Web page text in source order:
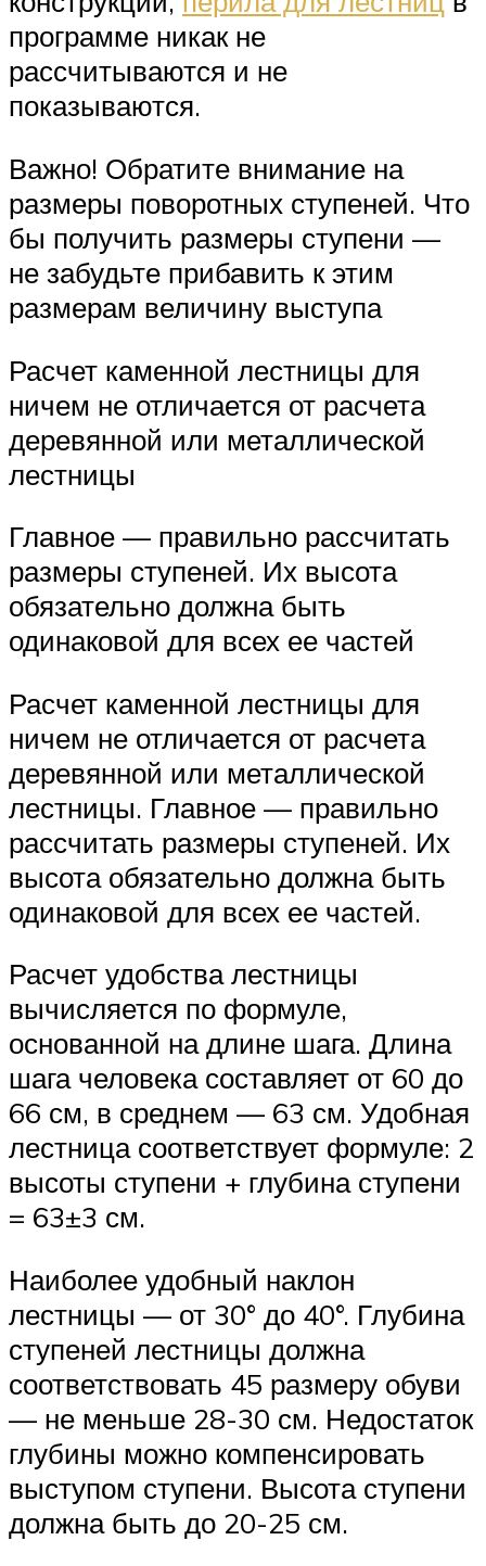
программе никак не
рассчитываются и не
показываются.
Важно! Обратите внимание на
размеры поворотных ступеней. Что
бы получить размеры ступени —
не забудьте прибавить к этим
размерам величину выступа
Расчет каменной лестницы для
ничем не отличается от расчета
деревянной или металлической
лестницы
Главное — правильно рассчитать
размеры ступеней. Их высота
обязательно должна быть
одинаковой для всех ее частей
Расчет каменной лестницы для
ничем не отличается от расчета
деревянной или металлической
лестницы. Главное — правильно
рассчитать размеры ступеней. Их
высота обязательно должна быть
одинаковой для всех ее частей.
Расчет удобства лестницы
вычисляется по формуле,
основанной на длине шага. Длина
шага человека составляет от 60 до
66 см, в среднем — 63 см. Удобная
лестница соответствует формуле: 2
высоты ступени + глубина ступени
= 63±3 см.
Наиболее удобный наклон
лестницы — от 30° до 40°. Глубина
ступеней лестницы должна
соответствовать 45 размеру обуви
— не меньше 28-30 см. Недостаток
глубины можно компенсировать
выступом ступени. Высота ступени
должна быть до 20-25 см.